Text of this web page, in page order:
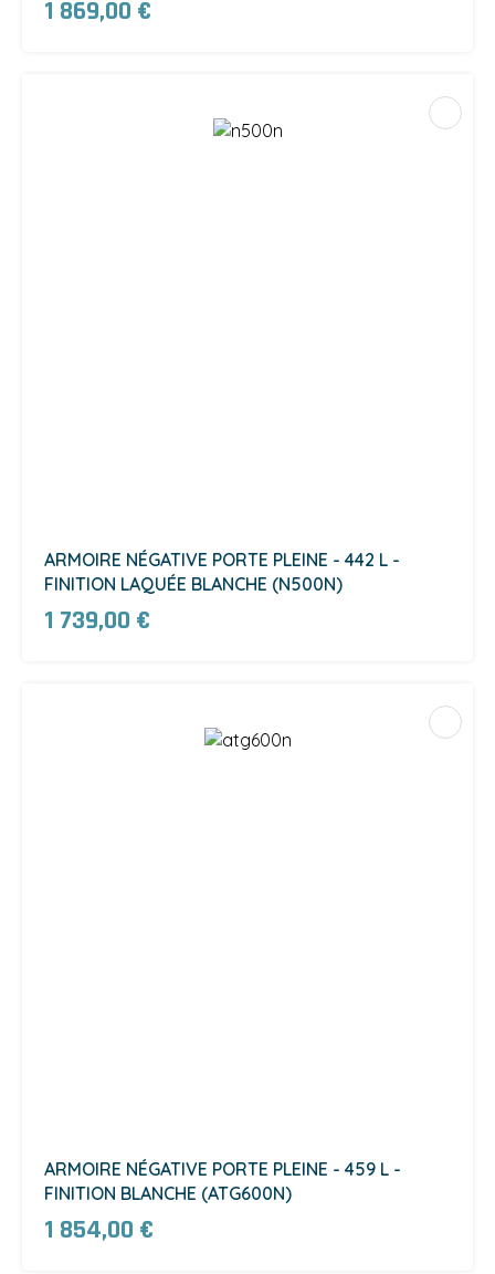
1 869,00 €
ARMOIRE NÉGATIVE PORTE PLEINE - 442 L -
FINITION LAQUÉE BLANCHE (N500N)
1 739,00 €
ARMOIRE NÉGATIVE PORTE PLEINE - 459 L -
FINITION BLANCHE (ATG600N)
1 854,00 €